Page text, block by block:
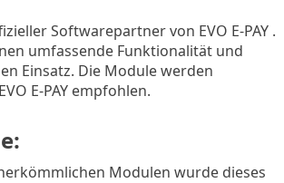
Softwarepartner von EVO E-PAY .
umfassende Funktionalität und
Einsatz. Die Module werden
E-PAY empfohlen.
Modulen wurde dieses